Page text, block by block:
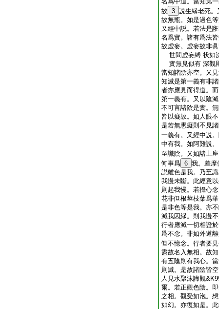
故 3 説生縁老死。
故無瓶。如是過色
又經中説。若法是
名爲實。諸有爲法
故虚妄。虚妄故非
世間虚妄縛 状如
實無見似有 深觀
當知諸陰亦空。又
知滅是第一義有非
者亦應見而得道。
第一義有。又以陰
不可言諸陰是實。
皆以癡故。如人眼
是若無愚癡則不見
一義有。又經中説
中有我。如阿難説
至識陰。又如諸上
何事爲 6 我。差摩
説離色是我。乃至
我慢未斷。此經意
則起我慢。若攝心
花非但根莖枝葉爲
是非色等是我。亦
滅我因縁。則我慢
行者應滅一切相證
爲不念。非如外道
但不憶念。行者要
盡故名入無相。故
有五陰則有我心。
則滅。是故諸陰皆
人見水聚沫諦觀
爾。若正觀色陰。
之相。觀受如泡。
如幻。亦復如是。